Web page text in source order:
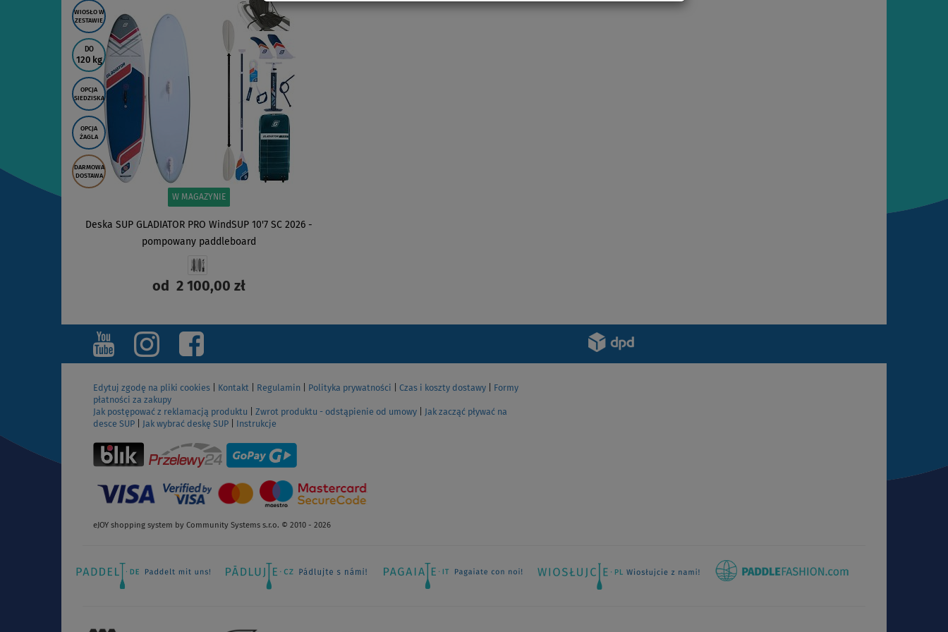
WIOSŁO W
ZESTAWIE
DO
120 kg
OPCJA
SIEDZISKA
OPCJA
ŻAGLA
DARMOWA
DOSTAWA
W MAGAZYNIE
Deska SUP GLADIATOR PRO WindSUP 10'7 SC 2026 -
pompowany paddleboard
od 2 100,00 zł
ZOBACZ
Edytuj zgodę na pliki cookies Kontakt Regulamin Polityka prywatności Czas i koszty dostawy
Formy
płatności za zakupy
Jak postępować z reklamacją produktu
Zwrot produktu - odstąpienie od umowy
Jak zacząć pływać na
desce SUP
Jak wybrać deskę SUP Instrukcje
eJOY shopping system by Community Systems s.r.o. © 2010 - 2026